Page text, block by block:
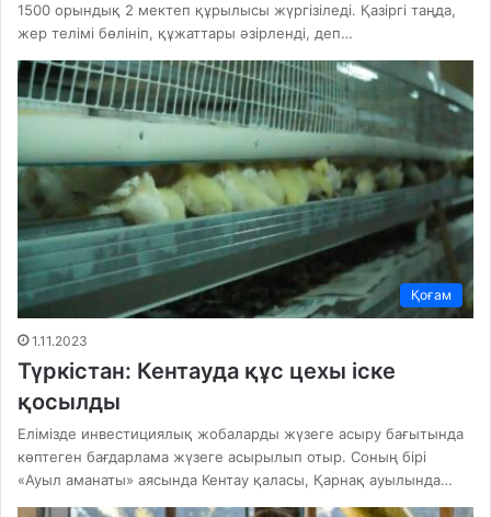
1500 орындық 2 мектеп құрылысы жүргізіледі. Қазіргі таңда,
жер телімі бөлініп, құжаттары әзірленді, деп…
Қоғам
1.11.2023
Түркістан: Кентауда құс цехы іске
қосылды
Елімізде инвестициялық жобаларды жүзеге асыру бағытында
көптеген бағдарлама жүзеге асырылып отыр. Соның бірі
«Ауыл аманаты» аясында Кентау қаласы, Қарнақ ауылында…